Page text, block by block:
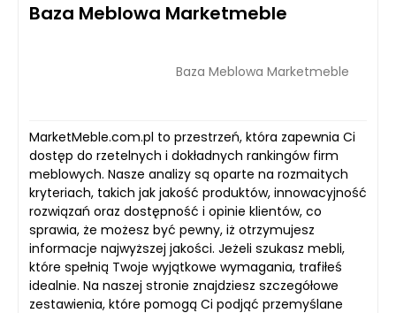
Baza Meblowa Marketmeble
Baza Meblowa Marketmeble
MarketMeble.com.pl to przestrzeń, która zapewnia Ci
dostęp do rzetelnych i dokładnych rankingów firm
meblowych. Nasze analizy są oparte na rozmaitych
kryteriach, takich jak jakość produktów, innowacyjność
rozwiązań oraz dostępność i opinie klientów, co
sprawia, że możesz być pewny, iż otrzymujesz
informacje najwyższej jakości. Jeżeli szukasz mebli,
które spełnią Twoje wyjątkowe wymagania, trafiłeś
idealnie. Na naszej stronie znajdziesz szczegółowe
zestawienia, które pomogą Ci podjąć przemyślane